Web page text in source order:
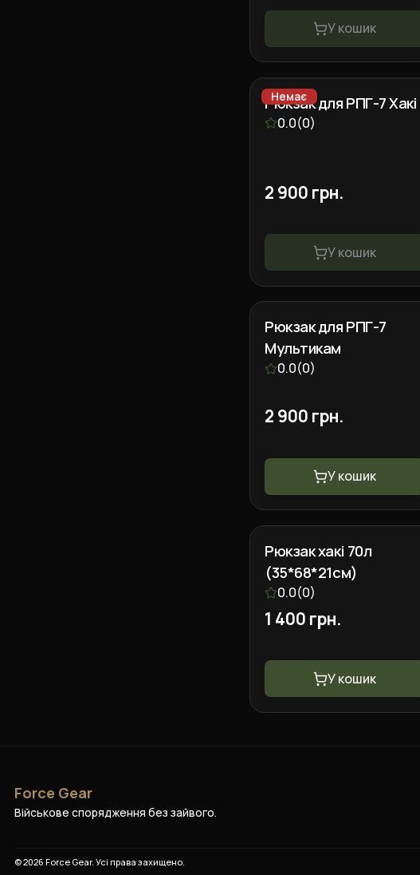
У кошик
Немає
Рюкзак для РПГ-7 Хакі
0.0(0)
2 900 грн.
У кошик
Рюкзак для РПГ-7
Мультикам
0.0(0)
2 900 грн.
У кошик
Рюкзак хакі 70л
(35*68*21см)
0.0(0)
1 400 грн.
У кошик
Force Gear
Військове спорядження без зайвого.
©2026 Force Gear. Усі права захищено.